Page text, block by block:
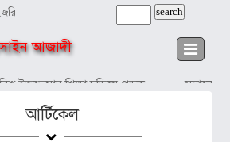
আজাদী
ইজতেমার শিক্ষা ছড়িয়ে পড়ুক সন্তানের
আর্টিকেল